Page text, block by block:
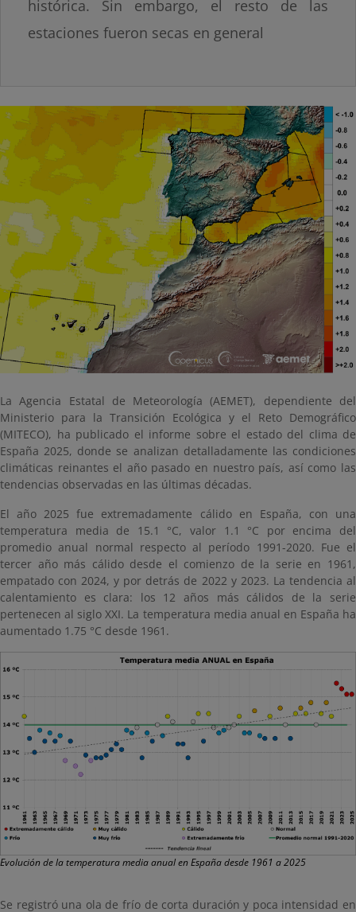
histórica. Sin embargo, el resto de las
estaciones fueron secas en general
La Agencia Estatal de Meteorología (AEMET), dependiente del
Ministerio para la Transición Ecológica y el Reto Demográfico
(MITECO), ha publicado el informe sobre el estado del clima de
España 2025, donde se analizan detalladamente las condiciones
climáticas reinantes el año pasado en nuestro país, así como las
tendencias observadas en las últimas décadas.
El año 2025 fue extremadamente cálido en España, con una
temperatura media de 15.1 °C, valor 1.1 °C por encima del
promedio anual normal respecto al período 1991-2020. Fue el
tercer año más cálido desde el comienzo de la serie en 1961,
empatado con 2024, y por detrás de 2022 y 2023. La tendencia al
calentamiento es clara: los 12 años más cálidos de la serie
pertenecen al siglo XXI. La temperatura media anual en España ha
aumentado 1.75 °C desde 1961.
Evolución de la temperatura media anual en España desde 1961 a 2025
Se registró una ola de frío de corta duración y poca intensidad en